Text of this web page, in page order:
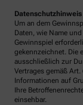
Datenschutzhinweis
Um an dem
Daten, wie Name
Gewinnspiel
gekennzeichnet. Die
ausschließlich zur
Vertrages gemäß Art.
Informationen auf
Ihre
einsehbar.